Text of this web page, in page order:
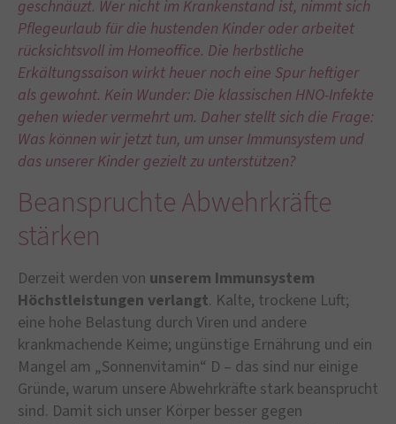
geschnäuzt. Wer nicht im Krankenstand ist, nimmt sich
Pflegeurlaub für die hustenden Kinder oder arbeitet
rücksichtsvoll im Homeoffice. Die herbstliche
Erkältungssaison wirkt heuer noch eine Spur heftiger
als gewohnt. Kein Wunder: Die klassischen HNO-Infekte
gehen wieder vermehrt um. Daher stellt sich die Frage:
Was können wir jetzt tun, um unser Immunsystem und
das unserer Kinder gezielt zu unterstützen?
Beanspruchte Abwehrkräfte
stärken
Derzeit werden von unserem Immunsystem
Höchstleistungen verlangt. Kalte, trockene Luft;
eine hohe Belastung durch Viren und andere
krankmachende Keime; ungünstige Ernährung und ein
Mangel am „Sonnenvitamin“ D – das sind nur einige
Gründe, warum unsere Abwehrkräfte stark beansprucht
sind. Damit sich unser Körper besser gegen